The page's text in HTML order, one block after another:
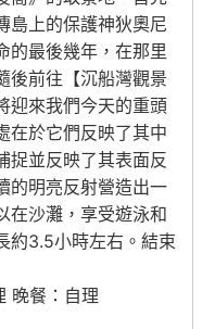
島上的保護神狄奧尼
的最後幾年，在那里
後前往【沉船灣觀景
迎來我們今天的重頭
在於它們反映了其中
捉並反映了其表面反
的明亮反射營造出一
在沙灘，享受遊泳和
約3.5小時左右。結束
晚餐：自理